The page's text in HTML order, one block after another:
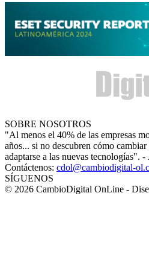
SOBRE NOSOTROS
"Al menos el 40% de las empresas
años... si no descubren cómo
adaptarse a las nuevas tecnologías".
Contáctenos: cdol@cambiodigital-
SÍGUENOS
© 2026 CambioDigital OnLine -